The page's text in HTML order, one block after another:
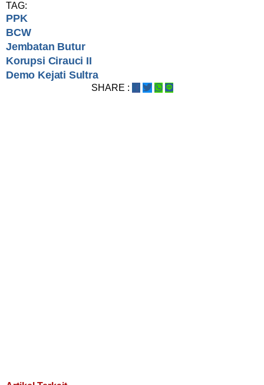
TAG:
PPK
BCW
Jembatan Butur
Korupsi Cirauci II
Demo Kejati Sultra
SHARE :